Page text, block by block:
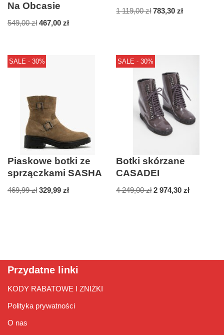
Na Obcasie
549,00zł 467,00 zł
1 119,00zł 783,30zł
SALE - 30%
Piaskowe botki ze
sprzączkami SASHA
469,99zł 329,99 zł
SALE - 30%
Botki skórzane
CASADEI
4 249,00zł 2 974,30zł
Przydatne linki
KODY RABATOWE I ZNIŻKI
Polityka prywatności
O nas